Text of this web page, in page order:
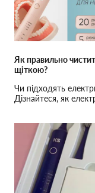
Як правильно
щіткою?
Чи підходять
Дізнайтеся, як